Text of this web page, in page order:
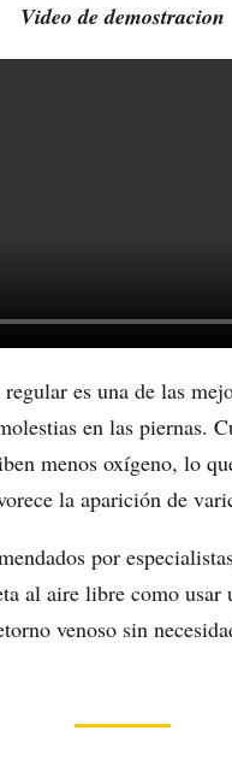
Video de demostracion
es una de las
en las piernas.
menos oxígeno, lo
la aparición de
por
al aire libre como usar
venoso sin